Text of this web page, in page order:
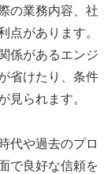
の業務内容、社
点があります。
係があるエンジ
省けたり、条件
見られます。
代や過去のプロ
で良好な信頼を